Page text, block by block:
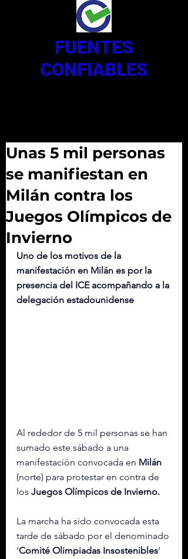
FUENTES
CONFIABLES
Unas 5 mil personas
se manifiestan en
Milán contra los
Juegos Olímpicos de
Invierno
Uno de los motivos de la
manifestación en Milán es por la
presencia del ICE acompañando a la
delegación estadounidense
Al rededor de 5 mil personas se han
sumado este sábado a una
manifestación convocada en Milán
(norte) para protestar en contra de
los Juegos Olímpicos de Invierno.
La marcha ha sido convocada esta
tarde de sábado por el denominado
‘Comité Olimpiadas Insostenibles‘